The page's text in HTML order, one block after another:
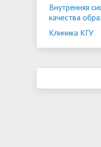
Внутренняя
качества
Клиника КГУ